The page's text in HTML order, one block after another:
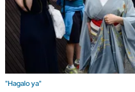
"Hagalo ya"